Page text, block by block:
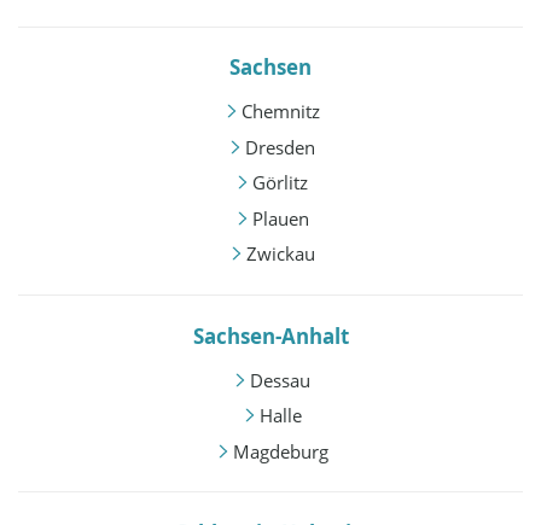
Sachsen
Chemnitz
Dresden
Görlitz
Plauen
Zwickau
Sachsen-Anhalt
Dessau
Halle
Magdeburg